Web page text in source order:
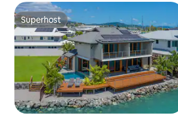
Superhost
Superhost